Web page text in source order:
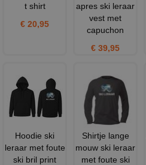
t shirt
€ 20,95
apres ski leraar
vest met
capuchon
€ 39,95
Hoodie ski
leraar met foute
ski bril print
Shirtje lange
mouw ski leraar
met foute ski